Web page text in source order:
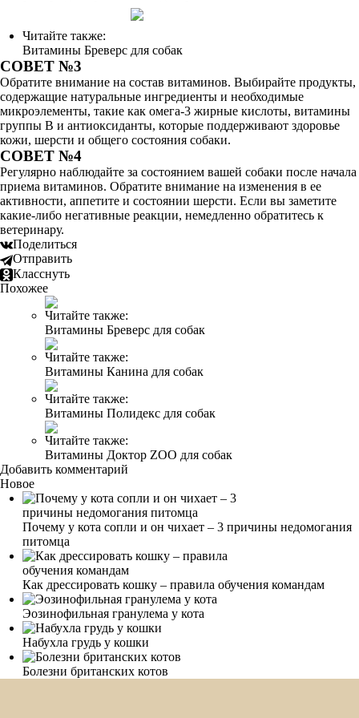
Читайте также:
Витамины Бреверс для собак
СОВЕТ №3
Обратите внимание на состав витаминов. Выбирайте продукты,
содержащие натуральные ингредиенты и необходимые
микроэлементы, такие как омега-3 жирные кислоты, витамины
группы B и антиоксиданты, которые поддерживают здоровье
кожи, шерсти и общего состояния собаки.
СОВЕТ №4
Регулярно наблюдайте за состоянием вашей собаки после начала
приема витаминов. Обратите внимание на изменения в ее
активности, аппетите и состоянии шерсти. Если вы заметите
какие-либо негативные реакции, немедленно обратитесь к
ветеринару.
Поделиться
Отправить
Класснуть
Похожее
Читайте также:
Витамины Бреверс для собак
Читайте также:
Витамины Канина для собак
Читайте также:
Витамины Полидекс для собак
Читайте также:
Витамины Доктор ZOO для собак
Добавить комментарий
Новое
Почему у кота сопли и он чихает – 3 причины недомогания
питомца
Как дрессировать кошку – правила обучения командам
Эозинофильная гранулема у кота
Набухла грудь у кошки
Болезни британских котов